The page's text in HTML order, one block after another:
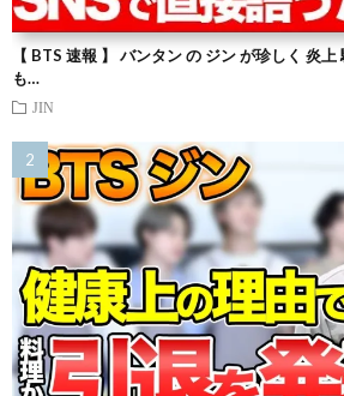
【 BTS 速報 】 バンタン の ジン が珍しく 炎
も…
JIN